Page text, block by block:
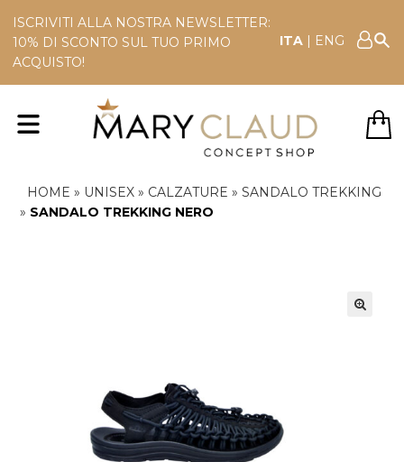
ISCRIVITI ALLA NOSTRA NEWSLETTER:
10% DI SCONTO SUL TUO PRIMO
ACQUISTO!
ITA | ENG
HOME » UNISEX» CALZATURE » SANDALO TREKKING
» SANDALO TREKKING NERO